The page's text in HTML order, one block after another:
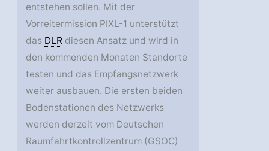
entstehen sollen. Mit der
Vorreitermission PIXL-1 unterstützt
das DLR diesen Ansatz und wird in
den kommenden Monaten Standorte
testen und das Empfangsnetzwerk
weiter ausbauen. Die ersten beiden
Bodenstationen des Netzwerks
werden derzeit vom Deutschen
Raumfahrtkontrollzentrum (GSOC)